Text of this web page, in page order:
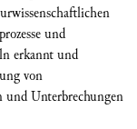
und
erkannt und
von
und Unterbrechungen